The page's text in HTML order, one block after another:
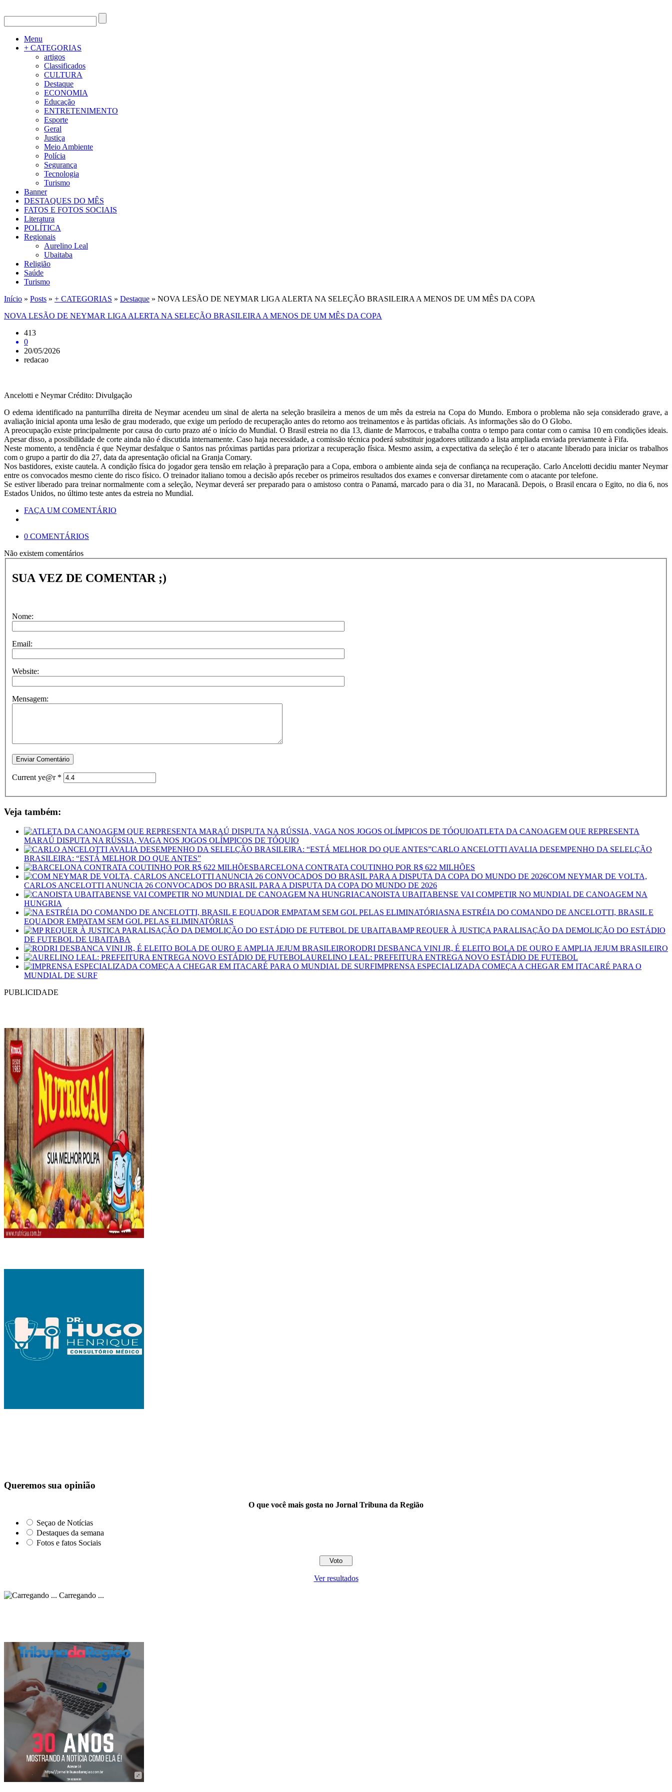
Menu
+ CATEGORIAS
artigos
Classificados
CULTURA
Destaque
ECONOMIA
Educação
ENTRETENIMENTO
Esporte
Geral
Justiça
Meio Ambiente
Polícia
Segurança
Tecnologia
Turismo
Banner
DESTAQUES DO MÊS
FATOS E FOTOS SOCIAIS
Literatura
POLÍTICA
Regionais
Aurelino Leal
Ubaitaba
Religião
Saúde
Turismo
Início » Posts » + CATEGORIAS » Destaque » NOVA LESÃO DE NEYMAR LIGA ALERTA NA SELEÇÃO BRASILEIRA A MENOS DE UM MÊS DA COPA
NOVA LESÃO DE NEYMAR LIGA ALERTA NA SELEÇÃO BRASILEIRA A MENOS DE UM MÊS DA COPA
413
0
20/05/2026
redacao
Ancelotti e Neymar Crédito: Divulgação
O edema identificado na panturrilha direita de Neymar acendeu um sinal de alerta na seleção brasileira a menos de um mês da estreia na Copa do Mundo. Embora o problema não seja considerado grave, a
avaliação inicial aponta uma lesão de grau moderado, que exige um período de recuperação antes do retorno aos treinamentos e às partidas oficiais. As informações são do O Globo.
A preocupação existe principalmente por causa do curto prazo até o início do Mundial. O Brasil estreia no dia 13, diante de Marrocos, e trabalha contra o tempo para contar com o camisa 10 em condições ideais.
Apesar disso, a possibilidade de corte ainda não é discutida internamente. Caso haja necessidade, a comissão técnica poderá substituir jogadores utilizando a lista ampliada enviada previamente à Fifa.
Neste momento, a tendência é que Neymar desfalque o Santos nas próximas partidas para priorizar a recuperação física. Mesmo assim, a expectativa da seleção é ter o atacante liberado para iniciar os trabalhos
com o grupo a partir do dia 27, data da apresentação oficial na Granja Comary.
Nos bastidores, existe cautela. A condição física do jogador gera tensão em relação à preparação para a Copa, embora o ambiente ainda seja de confiança na recuperação. Carlo Ancelotti decidiu manter Neymar
entre os convocados mesmo ciente do risco físico. O treinador italiano tomou a decisão após receber os primeiros resultados dos exames e conversar diretamente com o atacante por telefone.
Se estiver liberado para treinar normalmente com a seleção, Neymar deverá ser preparado para o amistoso contra o Panamá, marcado para o dia 31, no Maracanã. Depois, o Brasil encara o Egito, no dia 6, nos
Estados Unidos, no último teste antes da estreia no Mundial.
FAÇA UM COMENTÁRIO
0 COMENTÁRIOS
Não existem comentários
SUA VEZ DE COMENTAR ;)
Nome:
Email:
Website:
Mensagem:
Current ye@r *
Veja também:
ATLETA DA CANOAGEM QUE REPRESENTA
MARAÚ DISPUTA NA RÚSSIA, VAGA NOS JOGOS OLÍMPICOS DE TÓQUIO
CARLO ANCELOTTI AVALIA DESEMPENHO DA SELELÇÃO
BRASILEIRA: “ESTÁ MELHOR DO QUE ANTES”
BARCELONA CONTRATA COUTINHO POR R$ 622 MILHÕES
COM NEYMAR DE VOLTA,
CARLOS ANCELOTTI ANUNCIA 26 CONVOCADOS DO BRASIL PARA A DISPUTA DA COPA DO MUNDO DE 2026
CANOISTA UBAITABENSE VAI COMPETIR NO MUNDIAL DE CANOAGEM NA
HUNGRIA
NA ESTRÉIA DO COMANDO DE ANCELOTTI, BRASIL E
EQUADOR EMPATAM SEM GOL PELAS ELIMINATÓRIAS
MP REQUER À JUSTIÇA PARALISAÇÃO DA DEMOLIÇÃO DO ESTÁDIO
DE FUTEBOL DE UBAITABA
RODRI DESBANCA VINI JR, É ELEITO BOLA DE OURO E AMPLIA JEJUM BRASILEIRO
AURELINO LEAL: PREFEITURA ENTREGA NOVO ESTÁDIO DE FUTEBOL
IMPRENSA ESPECIALIZADA COMEÇA A CHEGAR EM ITACARÉ PARA O
MUNDIAL DE SURF
PUBLICIDADE
Queremos sua opinião
O que você mais gosta no Jornal Tribuna da Região
Seçao de Notícias
Destaques da semana
Fotos e fatos Sociais
Ver resultados
Carregando ...